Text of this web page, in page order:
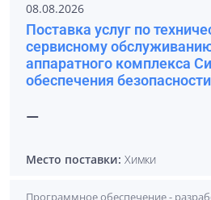
08.08.2026
Поставка услуг по
сервисному
аппаратного комплекса
обеспечения
—
Место поставки: Химки
Программное обеспечение -